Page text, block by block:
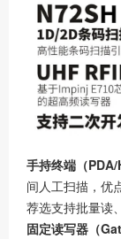
手持终端（
间人工扫描，优
荐选支持批量读
固定读写器（